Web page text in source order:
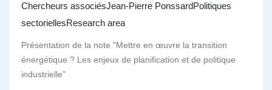
Chercheurs associésJean-Pierre PonssardPolitiques
sectoriellesResearch area
Présentation de la note "Mettre en œuvre la transition
énergétique ? Les enjeux de planification et de politique
industrielle"